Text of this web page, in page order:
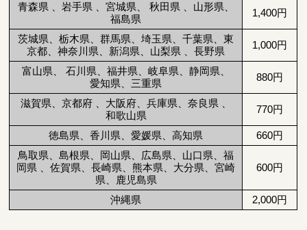
青森県 、岩手県 、宮城県、 秋田県 、山形県、
福島県
1,400円
茨城県、栃木県、群馬県、埼玉県、千葉県、東
京都、神奈川県、新潟県、山梨県 、長野県
1,000円
富山県、 石川県、福井県、岐阜県、静岡県、
愛知県、三重県
880円
滋賀県、京都府 、大阪府、兵庫県、奈良県 、
和歌山県
770円
徳島県、香川県、愛媛県、高知県
660円
鳥取県、島根県、岡山県、広島県、山口県、福
岡県 、佐賀県、長崎県、熊本県、大分県、宮崎
県、鹿児島県
600円
沖縄県 2,000円